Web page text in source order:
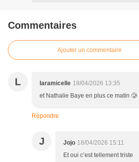
Commentaires
Ajouter un commentaire
L laramicelle 18/04/2026 13:35
et Nathalie Baye en plus ce matin 🥲
Répondre
J Jojo 18/04/2026 15:11
Et oui c’est tellement triste